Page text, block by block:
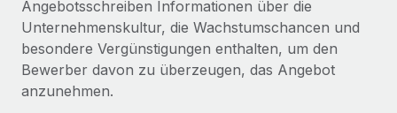
DIENSTLEISTUNGEN
Frag unsere Expert:innen
Partner werden
Entdecke die Möglichkeiten einer Partnerschaft
Remote Build Demnächst verfügbar
Beratung zu Integrationen und KI-Automatisierung
Newsroom
Informationen zu Gehältern und Qualifikationen
Insights Center
Angebotsschreiben Informationen über die
Unternehmenskultur, die Wachstumschancen und
besondere Vergünstigungen enthalten, um den
Bewerber davon zu überzeugen, das Angebot
anzunehmen.